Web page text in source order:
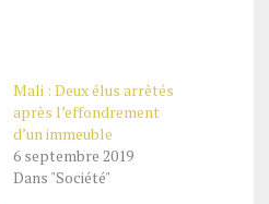
Mali : Deux élus arrêtés
après l’effondrement
d’un immeuble
6 septembre 2019
Dans "Société"